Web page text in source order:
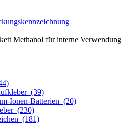
Methanol für interne Verwendung
(39)
Ionen-Batterien (20)
(230)
(181)